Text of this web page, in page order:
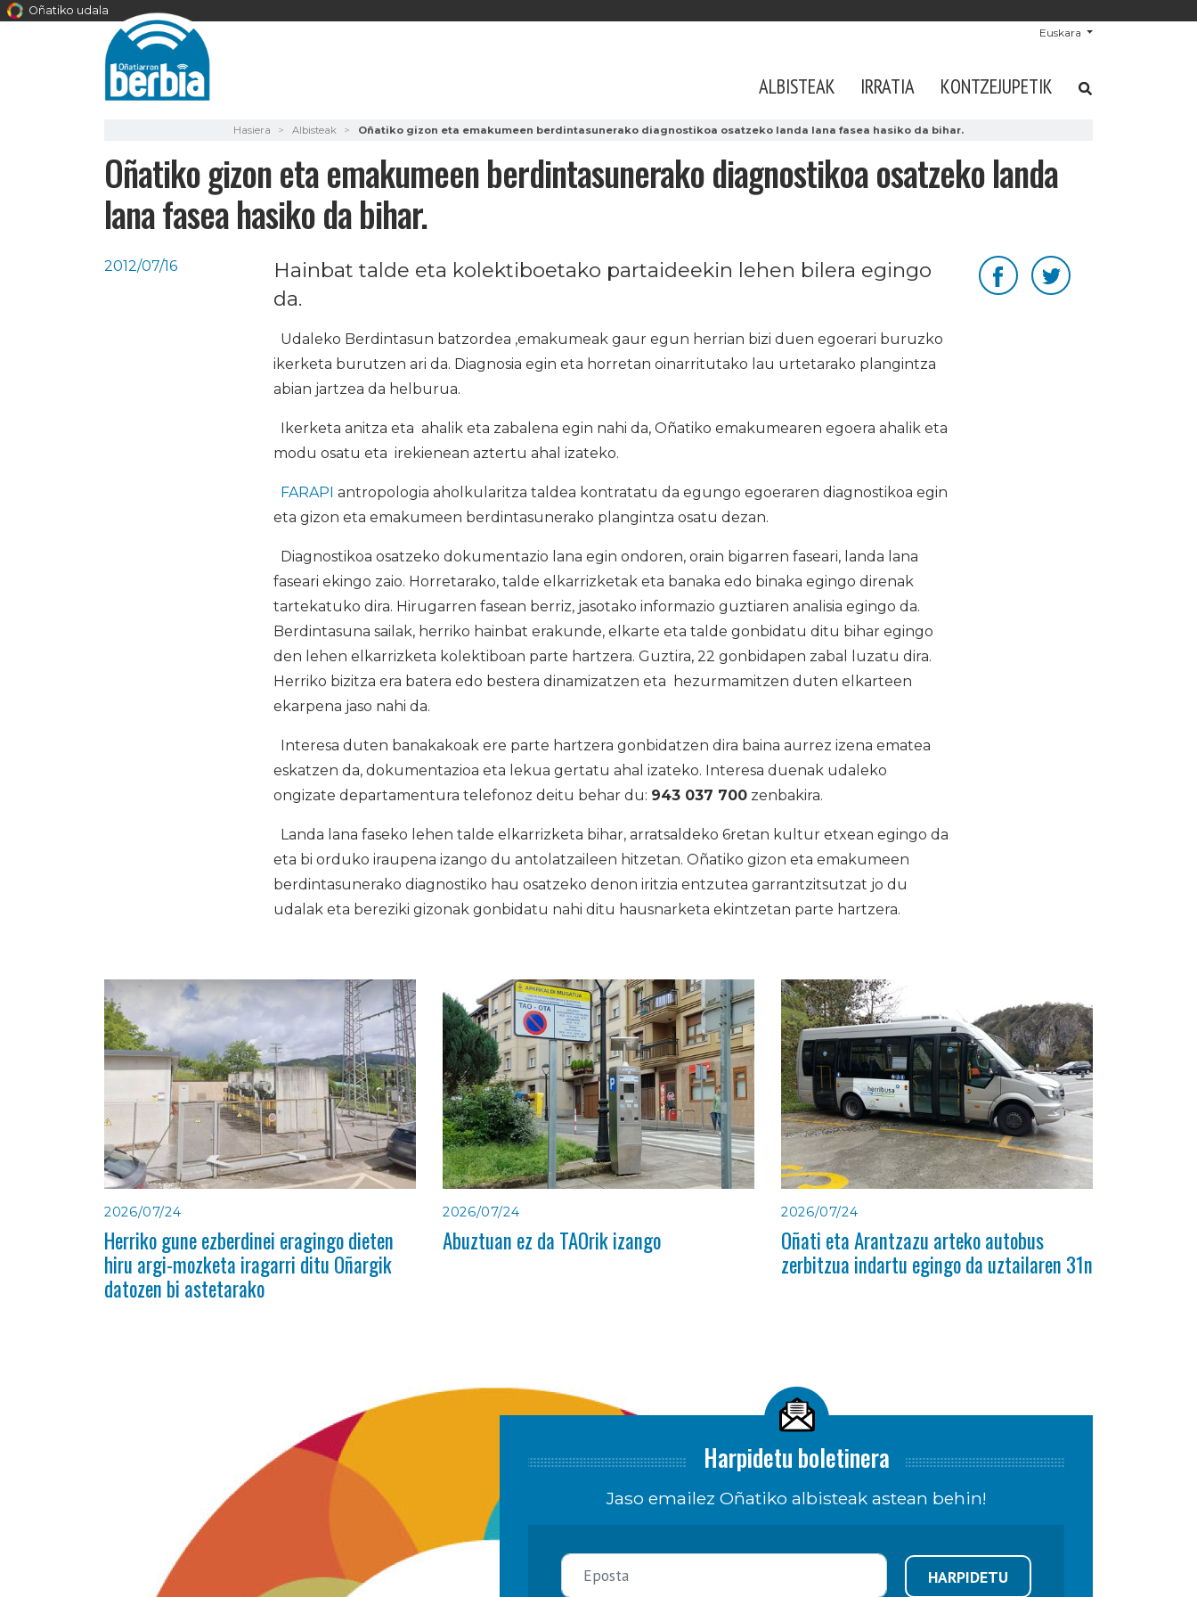
Oñatiko udala
Euskara
ALBISTEAK IRRATIA KONTZEJUPETIK
Hasiera Albisteak Oñatiko gizon eta emakumeen berdintasunerako diagnostikoa osatzeko landa lana fasea hasiko da bihar.
Oñatiko gizon eta emakumeen berdintasunerako diagnostikoa osatzeko landa
lana fasea hasiko da bihar.
2012/07/16
Hainbat talde eta kolektiboetako partaideekin lehen bilera egingo
da.
Udaleko Berdintasun batzordea ,emakumeak gaur egun herrian bizi duen egoerari buruzko
ikerketa burutzen ari da. Diagnosia egin eta horretan oinarritutako lau urtetarako plangintza
abian jartzea da helburua.
Ikerketa anitza eta ahalik eta zabalena egin nahi da, Oñatiko emakumearen egoera ahalik eta
modu osatu eta irekienean aztertu ahal izateko.
FARAPI antropologia aholkularitza taldea kontratatu da egungo egoeraren diagnostikoa egin
eta gizon eta emakumeen berdintasunerako plangintza osatu dezan.
Diagnostikoa osatzeko dokumentazio lana egin ondoren, orain bigarren faseari, landa lana
faseari ekingo zaio. Horretarako, talde elkarrizketak eta banaka edo binaka egingo direnak
tartekatuko dira. Hirugarren fasean berriz, jasotako informazio guztiaren analisia egingo da.
Berdintasuna sailak, herriko hainbat erakunde, elkarte eta talde gonbidatu ditu bihar egingo
den lehen elkarrizketa kolektiboan parte hartzera. Guztira, 22 gonbidapen zabal luzatu dira.
Herriko bizitza era batera edo bestera dinamizatzen eta hezurmamitzen duten elkarteen
ekarpena jaso nahi da.
Interesa duten banakakoak ere parte hartzera gonbidatzen dira baina aurrez izena ematea
eskatzen da, dokumentazioa eta lekua gertatu ahal izateko. Interesa duenak udaleko
ongizate departamentura telefonoz deitu behar du: 943 037 700 zenbakira.
Landa lana faseko lehen talde elkarrizketa bihar, arratsaldeko 6retan kultur etxean egingo da
eta bi orduko iraupena izango du antolatzaileen hitzetan. Oñatiko gizon eta emakumeen
berdintasunerako diagnostiko hau osatzeko denon iritzia entzutea garrantzitsutzat jo du
udalak eta bereziki gizonak gonbidatu nahi ditu hausnarketa ekintzetan parte hartzera.
2026/07/24
Herriko gune ezberdinei eragingo dieten
hiru argi-mozketa iragarri ditu Oñargik
datozen bi astetarako
2026/07/24
Abuztuan ez da TAOrik izango
2026/07/24
Oñati eta Arantzazu arteko autobus
zerbitzua indartu egingo da uztailaren 31n
Harpidetu boletinera
Jaso emailez Oñatiko albisteak astean behin!
HARPIDETU